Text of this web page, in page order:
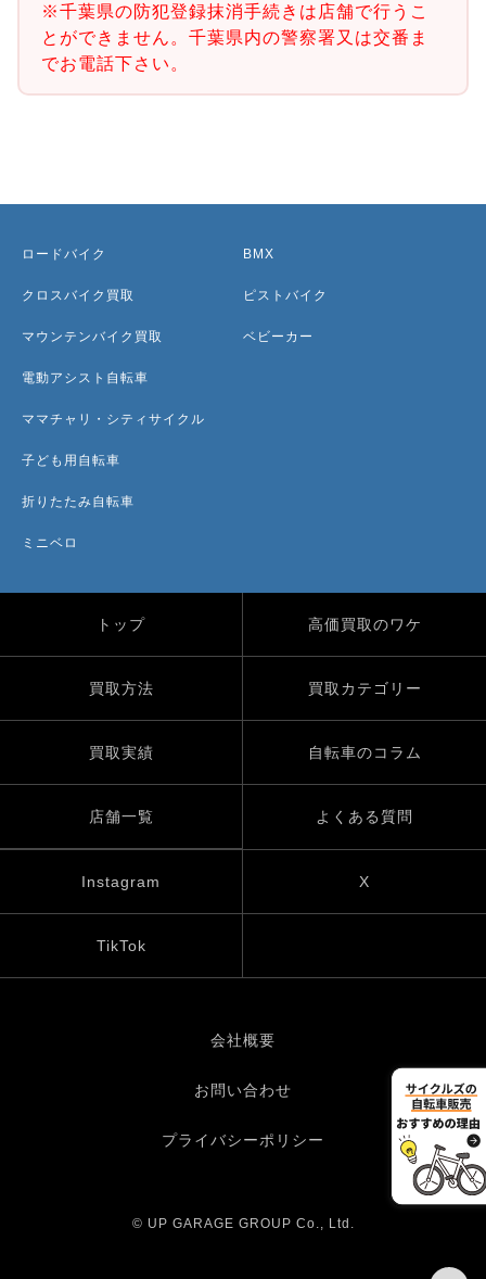
※千葉県の防犯登録抹消手続きは店舗で行うこ
とができません。千葉県内の警察署又は交番ま
でお電話下さい。
ロードバイク
クロスバイク買取
マウンテンバイク買取
電動アシスト自転車
ママチャリ・シティサイクル
子ども用自転車
折りたたみ自転車
ミニベロ
BMX
ピストバイク
ベビーカー
トップ 高価買取のワケ
買取方法 買取カテゴリー
買取実績 自転車のコラム
店舗一覧 よくある質問
Instagram X
TikTok
会社概要
お問い合わせ
プライバシーポリシー
© UP GARAGE GROUP Co., Ltd.